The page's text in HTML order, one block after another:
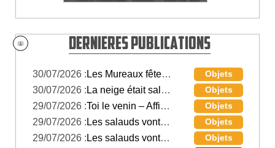
Dernieres publications
30/07/2026 : Les Mureaux fête les 100 piges de Frédéric Dard Objets
30/07/2026 : La neige était sale – Dossier de presse Objets
29/07/2026 : Toi le venin – Affiche Cinéma des Mureaux Objets
29/07/2026 : Les salauds vont en enfer – Affiche film Objets
29/07/2026 : Les salauds vont en enfer – Affiche Cinéma des Mureaux Objets